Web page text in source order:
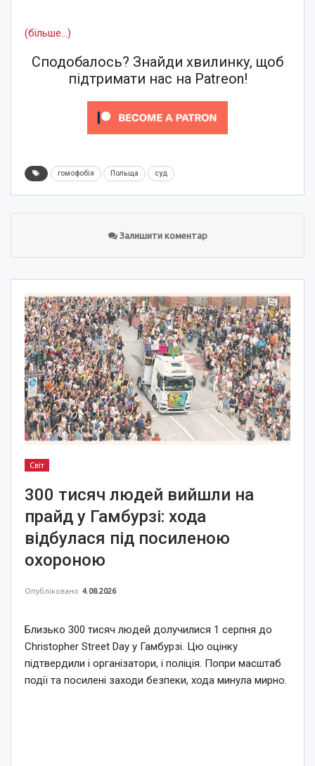
(більше…)
Сподобалось? Знайди хвилинку, щоб
підтримати нас на Patreon!
гомофобія Польща суд
Залишити коментар
Світ
300 тисяч людей вийшли на
прайд у Гамбурзі: хода
відбулася під посиленою
охороною
Опубліковано 4.08.2026
Близько 300 тисяч людей долучилися 1 серпня до
Christopher Street Day у Гамбурзі. Цю оцінку
підтвердили і організатори, і поліція. Попри масштаб
події та посилені заходи безпеки, хода минула мирно.